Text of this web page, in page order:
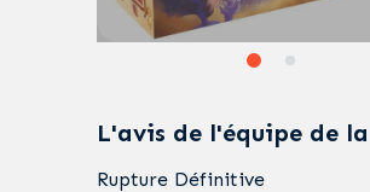
L'avis de l'équipe de
Rupture Définitive